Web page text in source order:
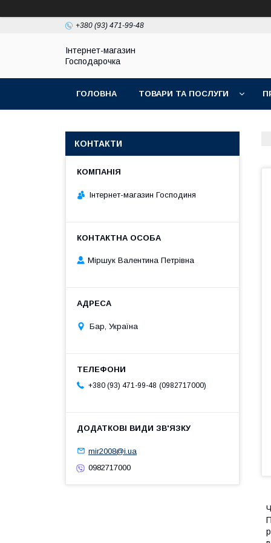
+380 (93) 471-99-48
Інтернет-магазин
Господарочка
ГОЛОВНА ТОВАРИ ТА ПОСЛУГИ
КОНТАКТИ
Інтернет-магазин Господиня
Міршук Валентина Петрівна
Бар, Україна
+380 (93) 471-99-48 0982717000
mir2008@i.ua
0982717000